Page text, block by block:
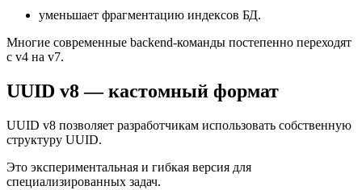
уменьшает фрагментацию индексов БД.
Многие современные backend-команды постепенно переходят
с v4 на v7.
UUID v8 — кастомный формат
UUID v8 позволяет разработчикам использовать собственную
структуру UUID.
Это экспериментальная и гибкая версия для
специализированных задач.